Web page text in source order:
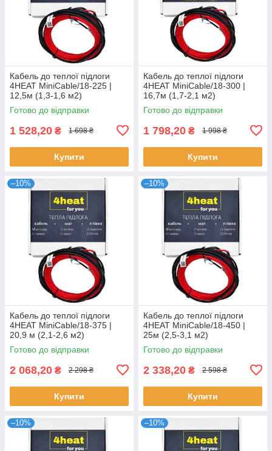
Кабель до теплої підлоги
4HEAT MiniCable/18-225 |
12,5м (1,3-1,6 м2)
Готово до відправки
1 528,20 ₴ 1 698 ₴
Купити
Кабель до теплої підлоги
4HEAT MiniCable/18-300 |
16,7м (1,7-2,1 м2)
Готово до відправки
1 798,20 ₴ 1 998 ₴
Купити
–10%
Кабель до теплої підлоги
4HEAT MiniCable/18-375 |
20,9 м (2,1-2,6 м2)
Готово до відправки
2 068,20 ₴ 2 298 ₴
Купити
–10%
Кабель до теплої підлоги
4HEAT MiniCable/18-450 |
25м (2,5-3,1 м2)
Готово до відправки
2 338,20 ₴ 2 598 ₴
Купити
–10% –10%